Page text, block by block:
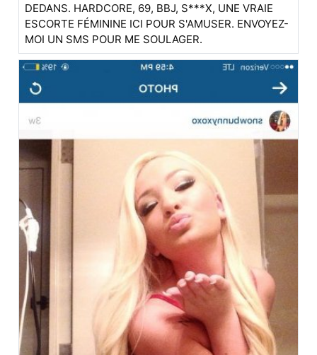
DEDANS. HARDCORE, 69, BBJ, S***X, UNE VRAIE
ESCORTE FÉMININE ICI POUR S'AMUSER. ENVOYEZ-
MOI UN SMS POUR ME SOULAGER.